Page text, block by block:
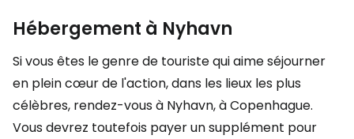
Hébergement à Nyhavn
Si vous êtes le genre de touriste qui aime séjourner
en plein cœur de l'action, dans les lieux les plus
célèbres, rendez-vous à Nyhavn, à Copenhague.
Vous devrez toutefois payer un supplément pour